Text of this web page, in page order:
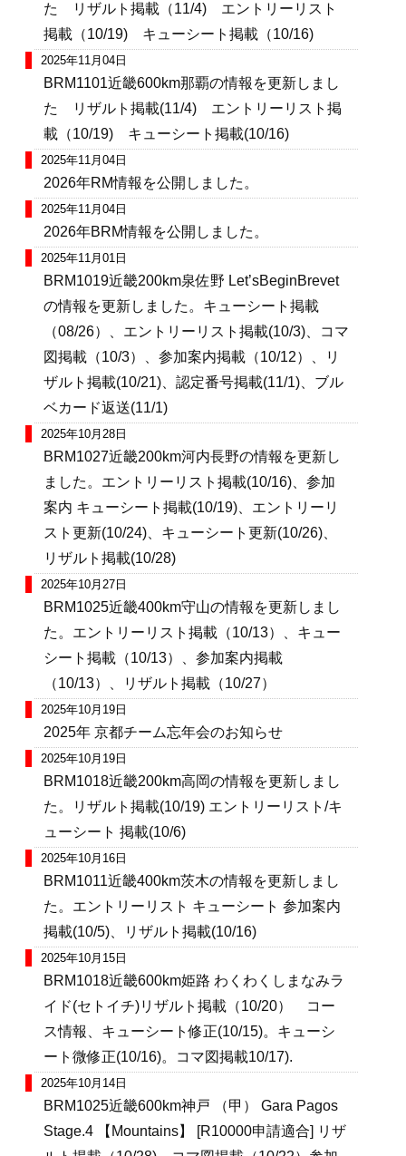
た リザルト掲載（11/4) エントリーリスト
掲載（10/19) キューシート掲載（10/16)
2025年11月04日
BRM1101近畿600km那覇の情報を更新しまし
た リザルト掲載(11/4) エントリーリスト掲
載（10/19) キューシート掲載(10/16)
2025年11月04日
2026年RM情報を公開しました。
2025年11月04日
2026年BRM情報を公開しました。
2025年11月01日
BRM1019近畿200km泉佐野 Let’sBeginBrevet
の情報を更新しました。キューシート掲載
（08/26）、エントリーリスト掲載(10/3)、コマ
図掲載（10/3）、参加案内掲載（10/12）、リ
ザルト掲載(10/21)、認定番号掲載(11/1)、ブル
ベカード返送(11/1)
2025年10月28日
BRM1027近畿200km河内長野の情報を更新し
ました。エントリーリスト掲載(10/16)、参加
案内 キューシート掲載(10/19)、エントリーリ
スト更新(10/24)、キューシート更新(10/26)、
リザルト掲載(10/28)
2025年10月27日
BRM1025近畿400km守山の情報を更新しまし
た。エントリーリスト掲載（10/13）、キュー
シート掲載（10/13）、参加案内掲載
（10/13）、リザルト掲載（10/27）
2025年10月19日
2025年 京都チーム忘年会のお知らせ
2025年10月19日
BRM1018近畿200km高岡の情報を更新しまし
た。リザルト掲載(10/19) エントリーリスト/キ
ューシート 掲載(10/6)
2025年10月16日
BRM1011近畿400km茨木の情報を更新しまし
た。エントリーリスト キューシート 参加案内
掲載(10/5)、リザルト掲載(10/16)
2025年10月15日
BRM1018近畿600km姫路 わくわくしまなみラ
イド(セトイチ)リザルト掲載（10/20） コー
ス情報、キューシート修正(10/15)。キューシ
ート微修正(10/16)。コマ図掲載10/17).
2025年10月14日
BRM1025近畿600km神戸 （甲） Gara Pagos
Stage.4 【Mountains】 [R10000申請適合] リザ